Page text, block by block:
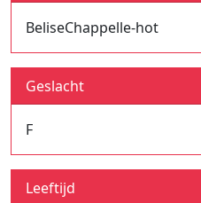
BeliseChappelle-hot
Geslacht
F
Leeftijd